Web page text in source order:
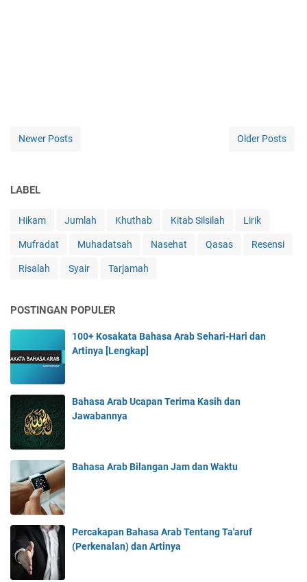
Newer Posts Older Posts
LABEL
Hikam Jumlah Khuthab Kitab Silsilah Lirik
Mufradat Muhadatsah Nasehat Qasas Resensi
Risalah Syair Tarjamah
POSTINGAN POPULER
100+ Kosakata Bahasa Arab Sehari-Hari dan
Artinya [Lengkap]
Bahasa Arab Ucapan Terima Kasih dan
Jawabannya
Bahasa Arab Bilangan Jam dan Waktu
Percakapan Bahasa Arab Tentang Ta'aruf
(Perkenalan) dan Artinya